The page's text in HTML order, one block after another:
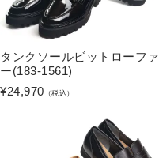
タンクソールビットローファ
ー(183-1561)
¥24,970 （税込）